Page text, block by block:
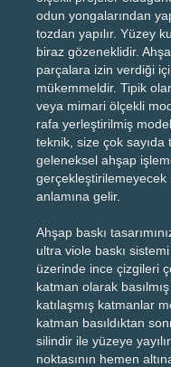
odun yongalarından
tozdan yapılır. Yüzey
biraz gözeneklidir.
parçalara izin verdiği
mükemmeldir. Tipik
veya mimari ölçekli
rafa yerleştirilmiş
teknik, size çok sayıda
geleneksel ahşap
anlamına gelir.
Ahşap baskı
ultra viole baskı
üzerinde ince çizgileri
katman olarak
katılaşmış katmanlar
katman basıldıktan
silindir ile yüzeye
noktasının hemen